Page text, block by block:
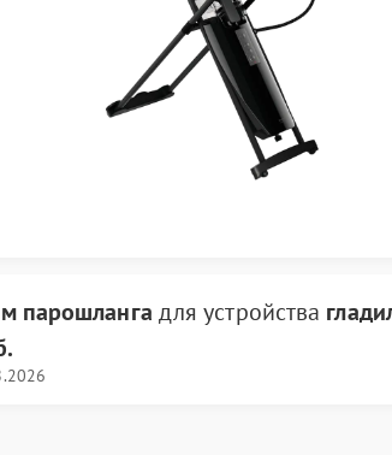
парошланга для устройства